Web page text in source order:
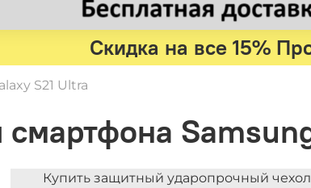
Скидка на все 15%
S21 Ultra
Купить защитный ударопрочный